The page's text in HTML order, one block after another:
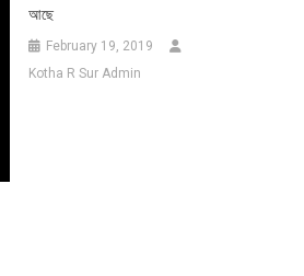
আছে
February 19, 2019
Kotha R Sur Admin